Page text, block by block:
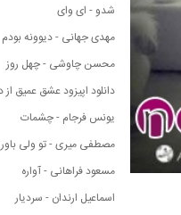
شدو - ای وای
مهدی جهانی - دیوونه بودم
محسن چاوشی - چهل روز
دانلود اپیزود عشق عمیق
یونس فرجام - چشمات
مصطفی میری - تو ولی
مسعود فراهانی - آواره
اسماعیل ارندان - سردیار